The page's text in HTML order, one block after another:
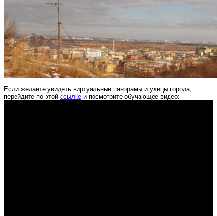
Если желаете увидеть виртуальные панорамы и улицы города,
перейдите по этой ссылке и посмотрите обучающее видео: